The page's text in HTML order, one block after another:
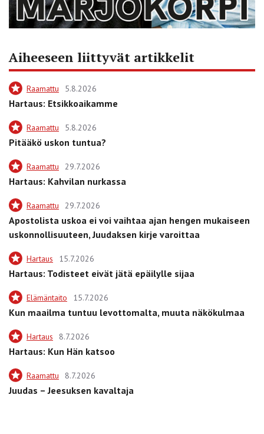
Aiheeseen liittyvät artikkelit
Raamattu 5.8.2026
Hartaus: Etsikkoaikamme
Raamattu 5.8.2026
Pitääkö uskon tuntua?
Raamattu 29.7.2026
Hartaus: Kahvilan nurkassa
Raamattu 29.7.2026
Apostolista uskoa ei voi vaihtaa ajan hengen mukaiseen
uskonnollisuuteen, Juudaksen kirje varoittaa
Hartaus 15.7.2026
Hartaus: Todisteet eivät jätä epäilylle sijaa
Elämäntaito 15.7.2026
Kun maailma tuntuu levottomalta, muuta näkökulmaa
Hartaus 8.7.2026
Hartaus: Kun Hän katsoo
Raamattu 8.7.2026
Juudas – Jeesuksen kavaltaja